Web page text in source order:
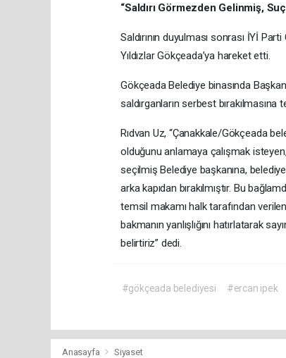
“Saldırı Görmezden Gelinmiş,
Saldırının duyulması sonrası İYİ
Yıldızlar Gökçeada’ya hareket etti.
Gökçeada Belediye binasında
saldırganların serbest bırakılmasına
Rıdvan Uz, “Çanakkale/Gökçeada
olduğunu anlamaya çalışmak isteyen,
seçilmiş Belediye başkanına,
arka kapıdan bırakılmıştır. Bu
temsil makamı halk tarafından verilen
bakmanın yanlışlığını hatırlatarak
belirtiriz” dedi.
#gökçeada belediyesi #ercan ipek
Anasayfa Siyaset